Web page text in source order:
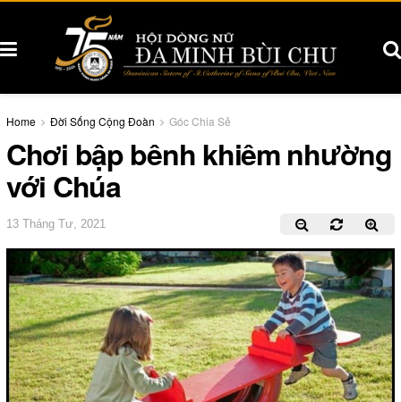
Home Đời Sống Cộng Đoàn Góc Chia Sẻ
Chơi bập bênh khiêm nhường
với Chúa
13 Tháng Tư, 2021